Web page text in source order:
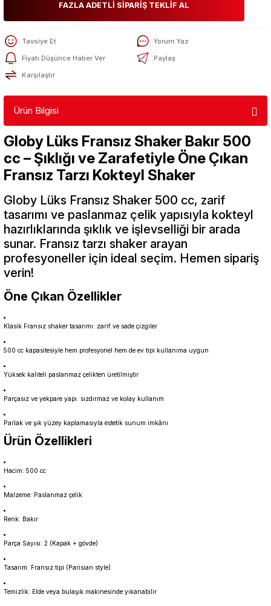
FAZLA ADETLİ SİPARİŞ TEKLİF AL
Tavsiye Et
Yorum Yaz
Fiyatı Düşünce Haber Ver
Paylaş
Karşılaştır
Ürün Bilgisi
Globy Lüks Fransız Shaker Bakır 500
cc – Şıklığı ve Zarafetiyle Öne Çıkan
Fransız Tarzı Kokteyl Shaker
Globy Lüks Fransız Shaker 500 cc, zarif
tasarımı ve paslanmaz çelik yapısıyla kokteyl
hazırlıklarında şıklık ve işlevselliği bir arada
sunar. Fransız tarzı shaker arayan
profesyoneller için ideal seçim. Hemen sipariş
verin!
Öne Çıkan Özellikler
Klasik Fransız shaker tasarımı: zarif ve sade çizgiler
500 cc kapasitesiyle hem profesyonel hem de ev tipi kullanıma uygun
Yüksek kaliteli paslanmaz çelikten üretilmiştir
Parçasız ve yekpare yapı: sızdırmaz ve kolay kullanım
Parlak ve şık yüzey kaplamasıyla estetik sunum imkânı
Ürün Özellikleri
Hacim: 500 cc
Malzeme: Paslanmaz çelik
Renk: Bakır
Parça Sayısı: 2 (Kapak + gövde)
Tasarım: Fransız tipi (Parisian style)
Temizlik: Elde veya bulaşık makinesinde yıkanabilir